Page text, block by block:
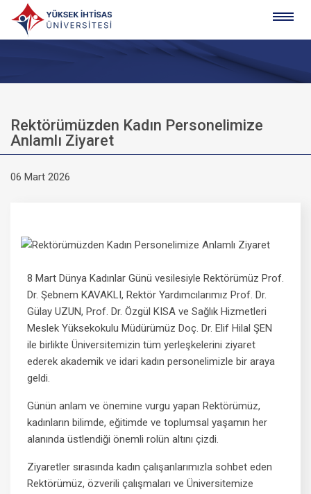
Rektörümüzden Kadın Personelimize
Anlamlı Ziyaret
06 Mart 2026
8 Mart Dünya Kadınlar Günü vesilesiyle Rektörümüz Prof.
Dr. Şebnem KAVAKLI, Rektör Yardımcılarımız Prof. Dr.
Gülay UZUN, Prof. Dr. Özgül KISA ve Sağlık Hizmetleri
Meslek Yüksekokulu Müdürümüz Doç. Dr. Elif Hilal ŞEN
ile birlikte Üniversitemizin tüm yerleşkelerini ziyaret
ederek akademik ve idari kadın personelimizle bir araya
geldi.
Günün anlam ve önemine vurgu yapan Rektörümüz,
kadınların bilimde, eğitimde ve toplumsal yaşamın her
alanında üstlendiği önemli rolün altını çizdi.
Ziyaretler sırasında kadın çalışanlarımızla sohbet eden
Rektörümüz, özverili çalışmaları ve Üniversitemize